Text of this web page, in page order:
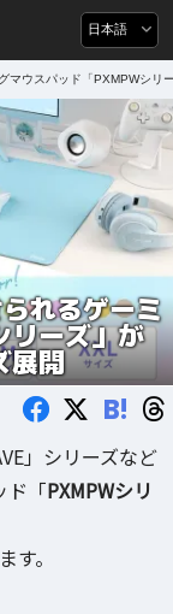
日本語
マウスパッド「PXMPWシリ
れるゲーミ
リーズ」が
展開
B!
」シリーズなど
ド「PXMPWシリ
。